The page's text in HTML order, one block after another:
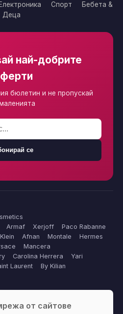
Електроника Спорт
Бебета &
Деца
най-добрите
бюлетин и не пропускай
се
Armaf Xerjoff
Paco Rabanne
Afnan Montale
Hermes
Mancera
Carolina Herrera
Yari
Laurent By Kilian
от сайтове